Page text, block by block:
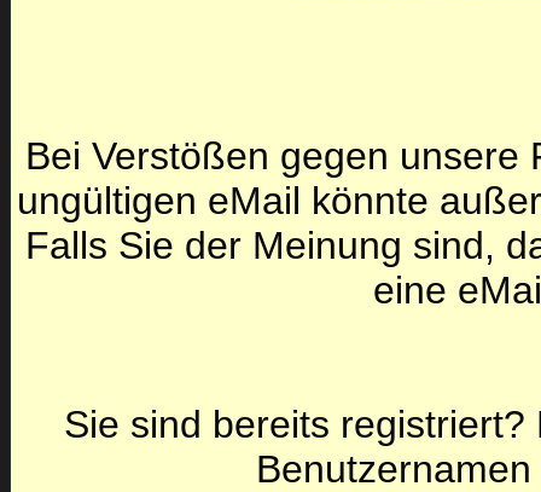
Bei Verstößen gegen unsere
ungültigen eMail könnte
Falls Sie der Meinung sind,
eine
Sie sind bereits